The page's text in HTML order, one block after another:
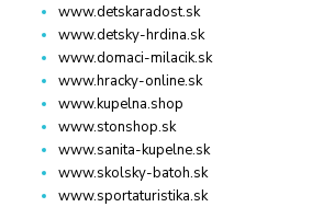
www.detskaradost.sk
www.detsky-hrdina.sk
www.domaci-milacik.sk
www.hracky-online.sk
www.kupelna.shop
www.stonshop.sk
www.sanita-kupelne.sk
www.skolsky-batoh.sk
www.sportaturistika.sk